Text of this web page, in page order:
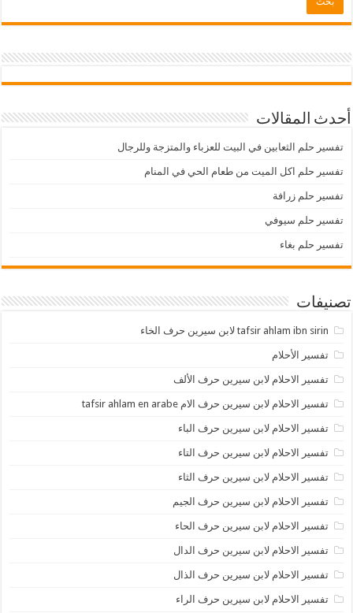
أحدث المقالات
تفسير حلم الثعابين في البيت للعزباء والمتزجة وللرجال
تفسير حلم اكل الميت من طعام الحي في المنام
تفسير حلم زرافة
تفسير حلم سيوفي
تفسير حلم بغاء
تصنيفات
tafsir ahlam ibn sirin لابن سيرين حرف الخاء
تفسير الأحلام
تفسير الاحلام لابن سيرين حرف الألف
تفسير الاحلام لابن سيرين حرف الام tafsir ahlam en arabe
تفسير الاحلام لابن سيرين حرف الباء
تفسير الاحلام لابن سيرين حرف التاء
تفسير الاحلام لابن سيرين حرف الثاء
تفسير الاحلام لابن سيرين حرف الجيم
تفسير الاحلام لابن سيرين حرف الحاء
تفسير الاحلام لابن سيرين حرف الدال
تفسير الاحلام لابن سيرين حرف الذال
تفسير الاحلام لابن سيرين حرف الراء